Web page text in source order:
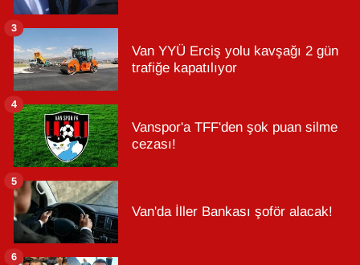
Van YYÜ Erciş yolu kavşağı 2 gün
trafiğe kapatılıyor
3
Vanspor'a TFF'den şok puan silme
cezası!
4
Van'da İller Bankası şoför alacak!
5
6